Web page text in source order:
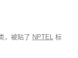
，被贴了 NPTEL 标